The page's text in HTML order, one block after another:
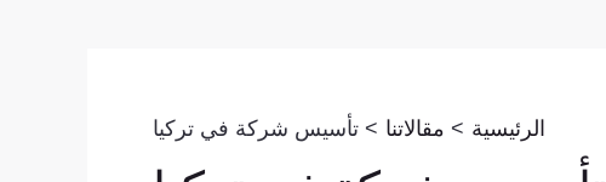
الرئيسية مقالاتنا تأسيس شركة في تركيا